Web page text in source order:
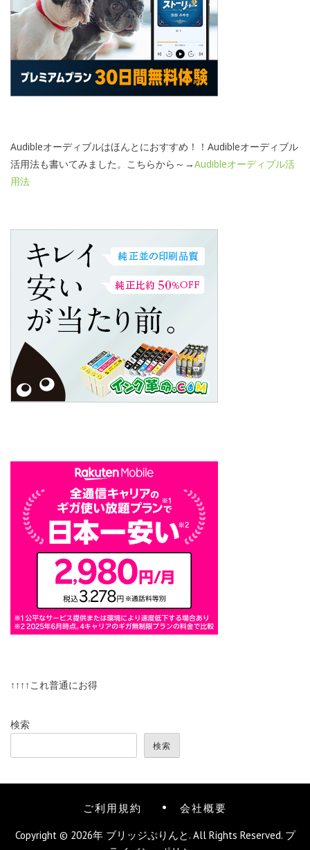
Audibleオーディブルはほんとにおすすめ！！Audibleオーディブル
活用法も書いてみました。こちらから～→Audibleオーディブル活
用法
↑↑↑↑これ普通にお得
検索
検索
ご利用規約 会社概要
Copyright © 2026年 ブリッジぷりんと. All Rights Reserved. プ